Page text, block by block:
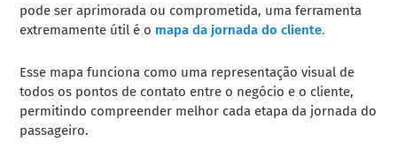
pode ser aprimorada ou comprometida, uma ferramenta
extremamente útil é o mapa da jornada do cliente.
Esse mapa funciona como uma representação visual de
todos os pontos de contato entre o negócio e o cliente,
permitindo compreender melhor cada etapa da jornada do
passageiro.